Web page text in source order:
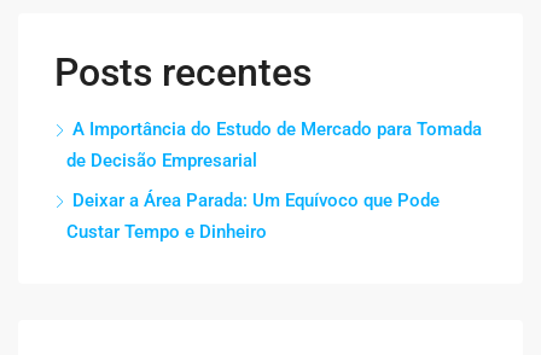
Posts recentes
A Importância do Estudo de Mercado para Tomada
de Decisão Empresarial
Deixar a Área Parada: Um Equívoco que Pode
Custar Tempo e Dinheiro